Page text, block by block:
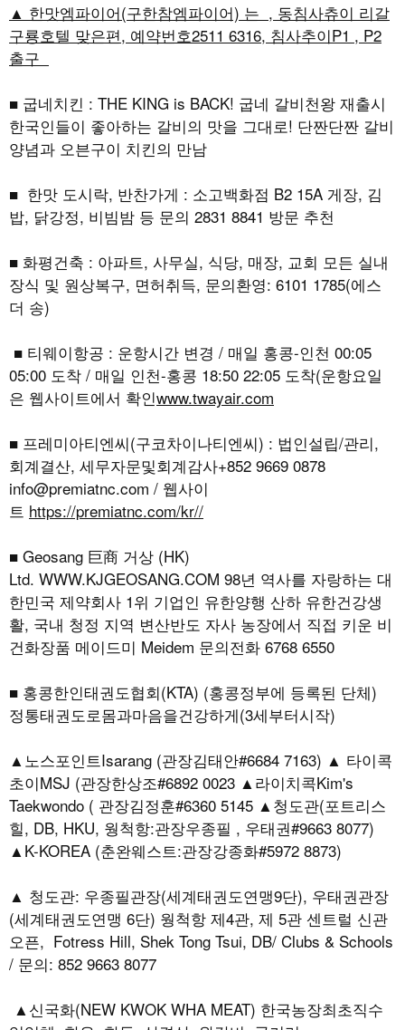
▲ 한맛엠파이어(구한참엠파이어) 는 , 동침사츄이 리갈
구룡호텔 맞은편, 예약번호2511 6316, 침사추이P1 , P2
출구
■ 굽네치킨 : THE KING is BACK! 굽네 갈비천왕 재출시
한국인들이 좋아하는 갈비의 맛을 그대로! 단짠단짠 갈비
양념과 오븐구이 치킨의 만남
■ 한맛 도시락, 반찬가게 : 소고백화점 B2 15A 게장, 김
밥, 닭강정, 비빔밤 등 문의 2831 8841 방문 추천
■ 화평건축 : 아파트, 사무실, 식당, 매장, 교회 모든 실내
장식 및 원상복구, 면허취득, 문의환영: 6101 1785(에스
더 송)
■ 티웨이항공 : 운항시간 변경 / 매일 홍콩-인천 00:05
05:00 도착 / 매일 인천-홍콩 18:50 22:05 도착(운항요일
은 웹사이트에서 확인www.twayair.com
■ 프레미아티엔씨(구코차이나티엔씨) : 법인설립/관리,
회계결산, 세무자문및회계감사+852 9669 0878
info@premiatnc.com / 웹사이
트 https://premiatnc.com/kr//
■ Geosang 巨商 거상 (HK)
Ltd. WWW.KJGEOSANG.COM 98년 역사를 자랑하는 대
한민국 제약회사 1위 기업인 유한양행 산하 유한건강생
활, 국내 청정 지역 변산반도 자사 농장에서 직접 키운 비
건화장품 메이드미 Meidem 문의전화 6768 6550
■ 홍콩한인태권도협회(KTA) (홍콩정부에 등록된 단체)
정통태권도로몸과마음을건강하게(3세부터시작)
▲노스포인트Isarang (관장김태안#6684 7163) ▲ 타이콕
초이MSJ (관장한상조#6892 0023 ▲라이치콕Kim's
Taekwondo ( 관장김정훈#6360 5145 ▲청도관(포트리스
힐, DB, HKU, 웡척항:관장우종필 , 우태권#9663 8077)
▲K-KOREA (춘완웨스트:관장강종화#5972 8873)
▲ 청도관: 우종필관장(세계태권도연맹9단), 우태권관장
(세계태권도연맹 6단) 웡척항 제4관, 제 5관 센트럴 신관
오픈, Fotress Hill, Shek Tong Tsui, DB/ Clubs & Schools
/ 문의: 852 9663 8077
▲신국화(NEW KWOK WHA MEAT) 한국농장최초직수